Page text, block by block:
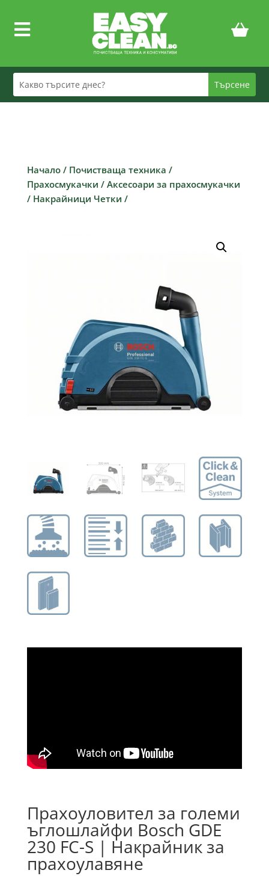

Начало/ Почистваща техника /
Прахосмукачки / Аксесоари за прахосмукачки
/ Накрайници Четки /
Прахоуловител за големи
ъглошлайфи Bosch GDE
230 FC-S | Накрайник за
прахоулавяне